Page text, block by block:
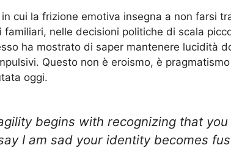
cui la frizione emotiva insegna a non farsi
familiari, nelle decisioni politiche di scala
ha mostrato di saper mantenere lucidità
Questo non è eroismo, è
oggi.
begins with recognizing that
I am sad your identity becomes